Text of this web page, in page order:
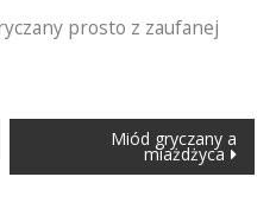
prosto z zaufanej
Miód gryczany a
miażdżyca